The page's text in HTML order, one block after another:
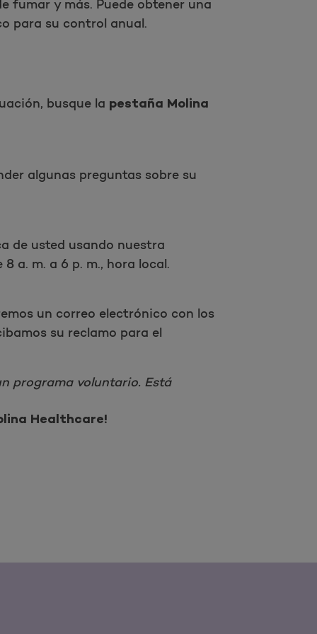
fumar y más. Puede obtener una
para su control anual.
busque la pestaña Molina
algunas preguntas sobre su
de usted usando nuestra
a. m. a 6 p. m., hora local.
un correo electrónico con los
su reclamo para el
programa voluntario. Está
Healthcare!